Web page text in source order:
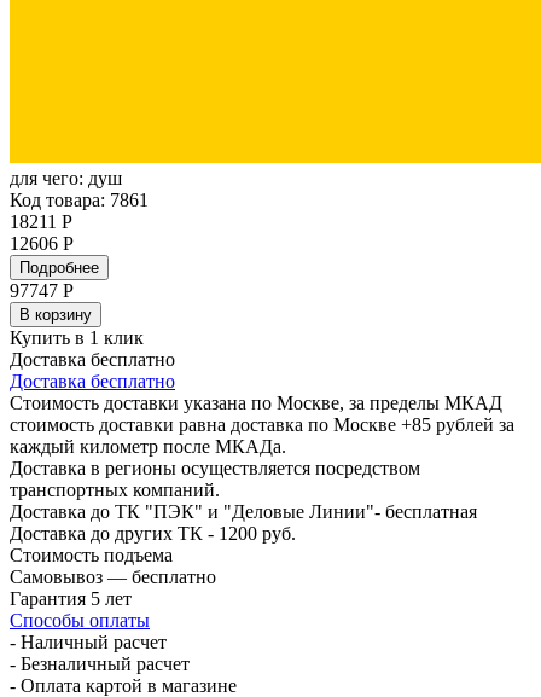
для чего: душ
Код товара: 7861
18211 Р
12606 Р
Подробнее
97747 Р
В корзину
Купить в 1 клик
Доставка бесплатно
Доставка бесплатно
Стоимость доставки указана по Москве, за пределы МКАД
стоимость доставки равна доставка по Москве +85 рублей за
каждый километр после МКАДа.
Доставка в регионы осуществляется посредством
транспортных компаний.
Доставка до ТК "ПЭК" и "Деловые Линии"- бесплатная
Доставка до других ТК - 1200 руб.
Стоимость подъема
Самовывоз — бесплатно
Гарантия 5 лет
Способы оплаты
- Наличный расчет
- Безналичный расчет
- Оплата картой в магазине